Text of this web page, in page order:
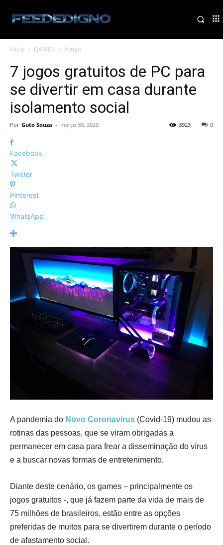
Início GAMES Artigo
7 jogos gratuitos de PC para
se divertir em casa durante
isolamento social
Por Guto Souza - março 30, 2020 0
3923
Facebook
Twitter
Pinterest
WhatsApp
A pandemia do Novo Coronavírus (Covid-19) mudou as
rotinas das pessoas, que se viram obrigadas a
permanecer em casa para frear a disseminação do vírus
e a buscar novas formas de entretenimento.
Diante deste cenário, os games – principalmente os
jogos gratuitos -, que já fazem parte da vida de mais de
75 milhões de brasileiros, estão entre as opções
preferidas de muitos para se divertirem durante o período
de afastamento social.